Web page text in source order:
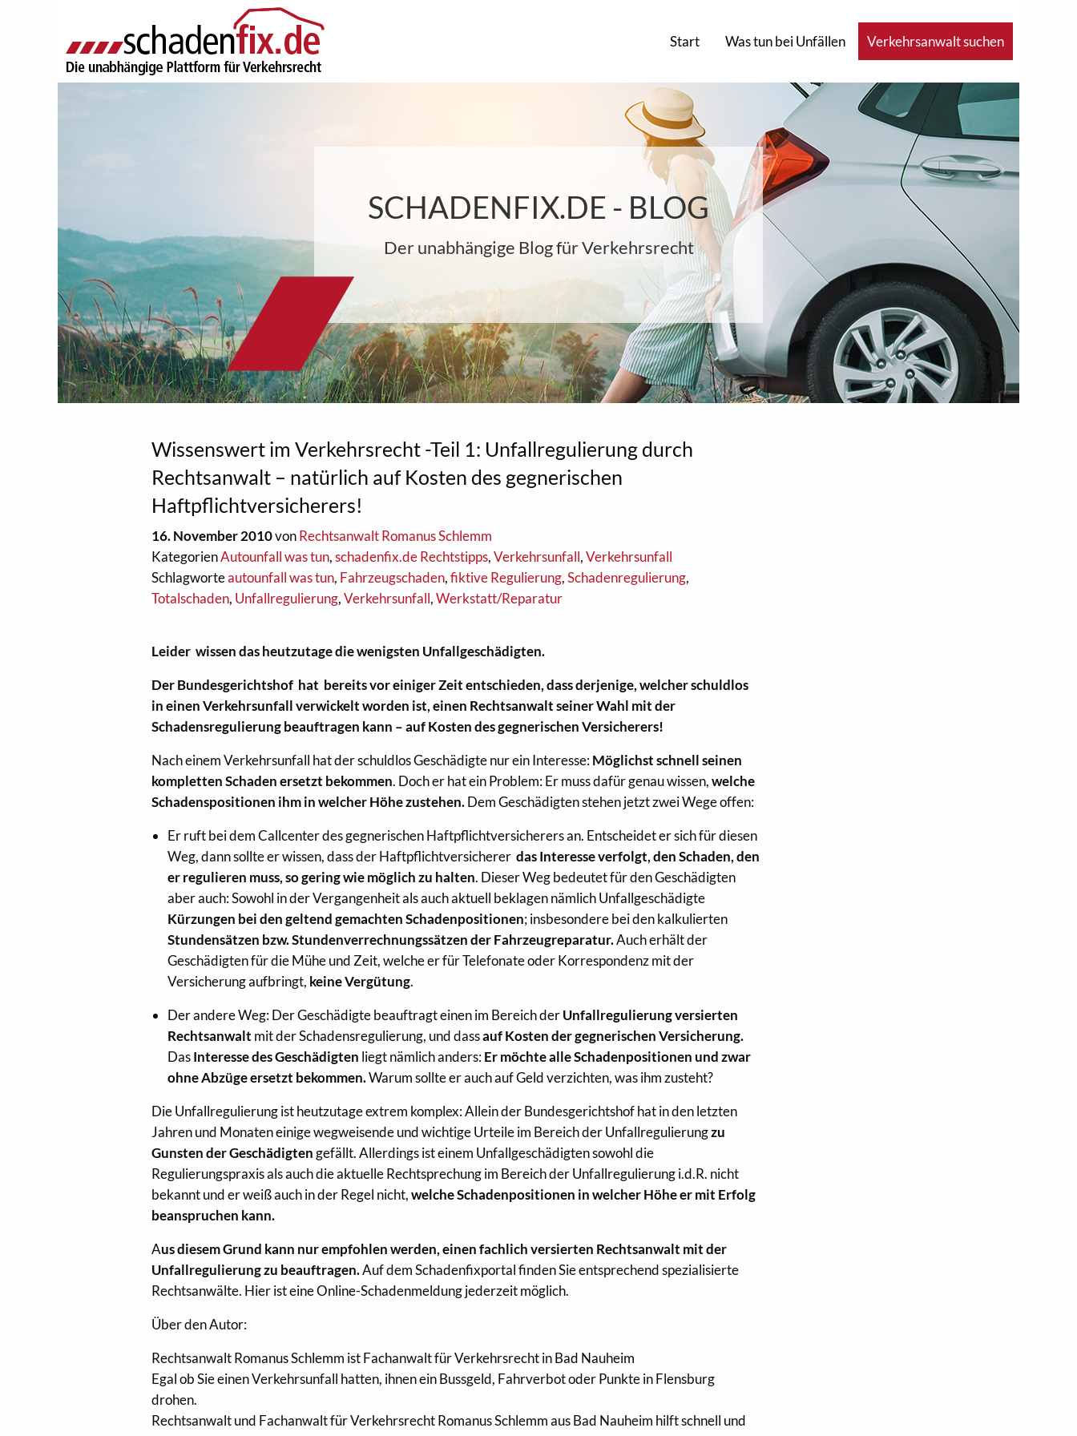
Start Was tun bei Unfällen Verkehrsanwalt suchen
SCHADENFIX.DE - BLOG
Der unabhängige Blog für Verkehrsrecht
Wissenswert im Verkehrsrecht -Teil 1: Unfallregulierung durch
Rechtsanwalt – natürlich auf Kosten des gegnerischen
Haftpflichtversicherers!
16. November 2010vonRechtsanwalt Romanus Schlemm
KategorienAutounfall was tun,schadenfix.de Rechtstipps,Verkehrsunfall,Verkehrsunfall
Schlagworteautounfall was tun, Fahrzeugschaden,fiktive Regulierung,Schadenregulierung,
Totalschaden, Unfallregulierung,Verkehrsunfall,Werkstatt/Reparatur
Leider wissen das heutzutage die wenigsten Unfallgeschädigten.
Der Bundesgerichtshof hat bereits vor einiger Zeit entschieden, dass derjenige, welcher schuldlos
in einen Verkehrsunfall verwickelt worden ist, einen Rechtsanwalt seiner Wahl mit der
Schadensregulierung beauftragen kann – auf Kosten des gegnerischen Versicherers!
Nach einem Verkehrsunfall hat der schuldlos Geschädigte nur ein Interesse:Möglichst schnell seinen
kompletten Schaden ersetzt bekommen. Doch er hat ein Problem: Er muss dafür genau wissen,welche
Schadenspositionen ihm in welcher Höhe zustehen.Dem Geschädigten stehen jetzt zwei Wege offen:
Er ruft bei dem Callcenter des gegnerischen Haftpflichtversicherers an. Entscheidet er sich für diesen
Weg, dann sollte er wissen, dass der Haftpflichtversicherer das Interesse verfolgt, den Schaden, den
er regulieren muss, so gering wie möglich zu halten. Dieser Weg bedeutet für den Geschädigten
aber auch: Sowohl in der Vergangenheit als auch aktuell beklagen nämlich Unfallgeschädigte
Kürzungen bei den geltend gemachten Schadenpositionen; insbesondere bei den kalkulierten
Stundensätzen bzw. Stundenverrechnungssätzen der Fahrzeugreparatur.Auch erhält der
Geschädigten für die Mühe und Zeit, welche er für Telefonate oder Korrespondenz mit der
Versicherung aufbringt, keine Vergütung.
Der andere Weg: Der Geschädigte beauftragt einen im Bereich derUnfallregulierung versierten
Rechtsanwalt mit der Schadensregulierung, und dassauf Kosten der gegnerischen Versicherung.
DasInteresse des Geschädigten liegt nämlich anders:Er möchte alle Schadenpositionen und zwar
ohne Abzüge ersetzt bekommen.Warum sollte er auch auf Geld verzichten, was ihm zusteht?
Die Unfallregulierung ist heutzutage extrem komplex: Allein der Bundesgerichtshof hat in den letzten
Jahren und Monaten einige wegweisende und wichtige Urteile im Bereich der Unfallregulierungzu
Gunsten der Geschädigten gefällt. Allerdings ist einem Unfallgeschädigten sowohl die
Regulierungspraxis als auch die aktuelle Rechtsprechung im Bereich der Unfallregulierung i.d.R. nicht
bekannt und er weiß auch in der Regel nicht,welche Schadenpositionen in welcher Höhe er mit Erfolg
beanspruchen kann.
Aus diesem Grund kann nur empfohlen werden, einen fachlich versierten Rechtsanwalt mit der
Unfallregulierung zu beauftragen.Auf dem Schadenfixportal finden Sie entsprechend spezialisierte
Rechtsanwälte. Hier ist eine Online-Schadenmeldung jederzeit möglich.
Über den Autor:
Rechtsanwalt Romanus Schlemm ist Fachanwalt für Verkehrsrecht in Bad Nauheim
Egal ob Sie einen Verkehrsunfall hatten, ihnen ein Bussgeld, Fahrverbot oder Punkte in Flensburg
drohen.
Rechtsanwalt und Fachanwalt für Verkehrsrecht Romanus Schlemm aus Bad Nauheim hilft schnell und